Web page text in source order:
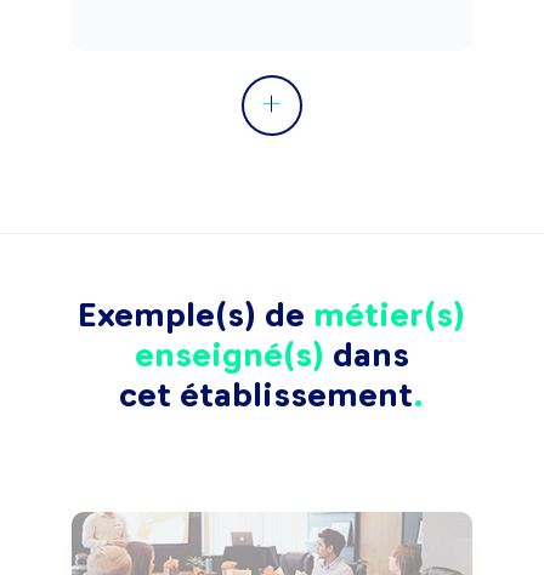
Exemple(s) de métier(s)
enseigné(s) dans
cet établissement